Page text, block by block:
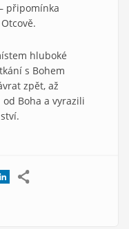
připomínka
hluboké
s Bohem
zpět, až
Boha a vyrazili